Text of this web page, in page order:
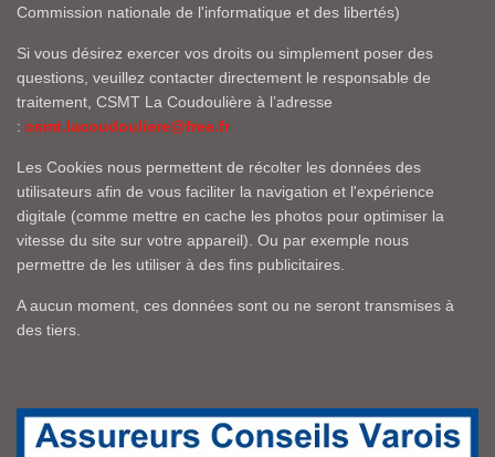
Commission nationale de l'informatique et des libertés)
Si vous désirez exercer vos droits ou simplement poser des
questions, veuillez contacter directement le responsable de
traitement, CSMT La Coudoulière à l’adresse
: csmt.lacoudouliere@free.fr
Les Cookies nous permettent de récolter les données des
utilisateurs afin de vous faciliter la navigation et l'expérience
digitale (comme mettre en cache les photos pour optimiser la
vitesse du site sur votre appareil). Ou par exemple nous
permettre de les utiliser à des fins publicitaires.
A aucun moment, ces données sont ou ne seront transmises à
des tiers.